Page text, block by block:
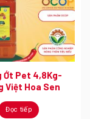
Ớt Pet 4,8Kg-
Việt Hoa Sen
Đọc tiếp